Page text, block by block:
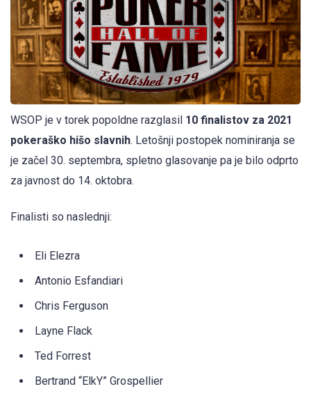
WSOP je v torek popoldne razglasil 10 finalistov za 2021
pokeraško hišo slavnih. Letošnji postopek nominiranja se
je začel 30. septembra, spletno glasovanje pa je bilo odprto
za javnost do 14. oktobra.
Finalisti so naslednji:
Eli Elezra
Antonio Esfandiari
Chris Ferguson
Layne Flack
Ted Forrest
Bertrand “ElkY” Grospellier